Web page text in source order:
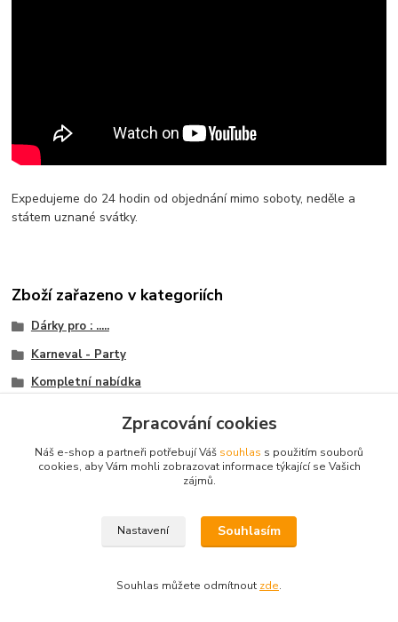
Expedujeme do 24 hodin od objednání mimo soboty, neděle a
státem uznané svátky.
Zboží zařazeno v kategoriích
Dárky pro : .....
Karneval - Party
Kompletní nabídka
© 2003 - 2026 www.darkyvbrne.cz
© 2003 - 2026 www.darkyvbrne.cz
Zpracování cookies
Náš e-shop a partneři potřebují Váš souhlas s použitím souborů
cookies, aby Vám mohli zobrazovat informace týkající se Vašich
zájmů.
Nastavení Souhlasím
Souhlas můžete odmítnout zde.